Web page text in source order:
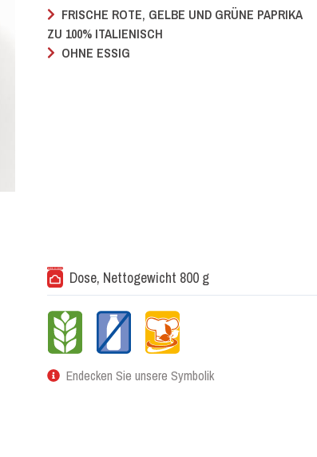
FRISCHE ROTE, GELBE UND GRÜNE PAPRIKA
ZU 100% ITALIENISCH
OHNE ESSIG
Dose, Nettogewicht 800 g
Endecken Sie unsere Symbolik